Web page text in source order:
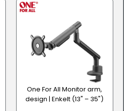
One For All Monitor arm,
design | Enkelt (13" – 35")